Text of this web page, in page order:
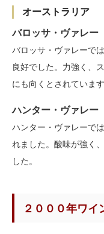
オーストラリア
バロッサ・ヴァレー
バロッサ・ヴァレーで
良好でした。力強く、
にも向くとされています
ハンター・ヴァレー
ハンター・ヴァレーで
れました。酸味が強く
した。
２０００年ワ